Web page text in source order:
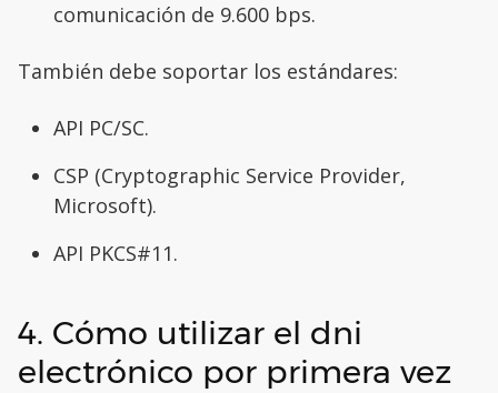
comunicación de 9.600 bps.
También debe soportar los estándares:
API PC/SC.
CSP (Cryptographic Service Provider,
Microsoft).
API PKCS#11.
4. Cómo utilizar el dni
electrónico por primera vez